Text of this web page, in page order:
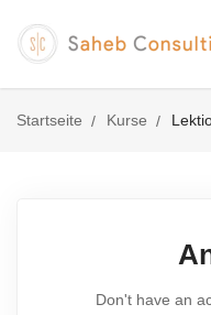
Startseite Kurse
Don't have an